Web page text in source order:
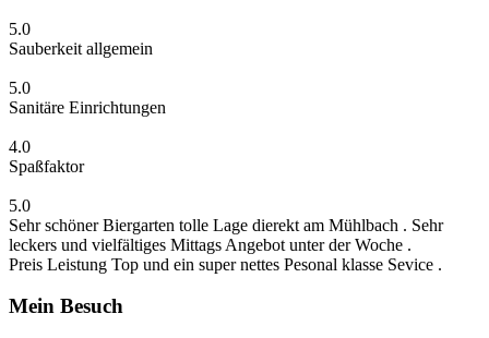
5.0
Sauberkeit allgemein
5.0
Sanitäre Einrichtungen
4.0
Spaßfaktor
5.0
Sehr schöner Biergarten tolle Lage dierekt am Mühlbach . Sehr
leckers und vielfältiges Mittags Angebot unter der Woche .
Preis Leistung Top und ein super nettes Pesonal klasse Sevice .
Mein Besuch